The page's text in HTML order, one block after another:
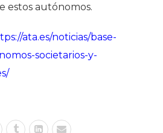
estos autónomos.
ata.es/noticias/base-
societarios-y-